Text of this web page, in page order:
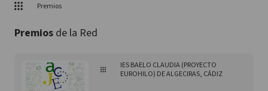
Premios
Premios de la Red
IES BAELO CLAUDIA (PROYECTO
EUROHILO) DE ALGECIRAS, CÁDIZ